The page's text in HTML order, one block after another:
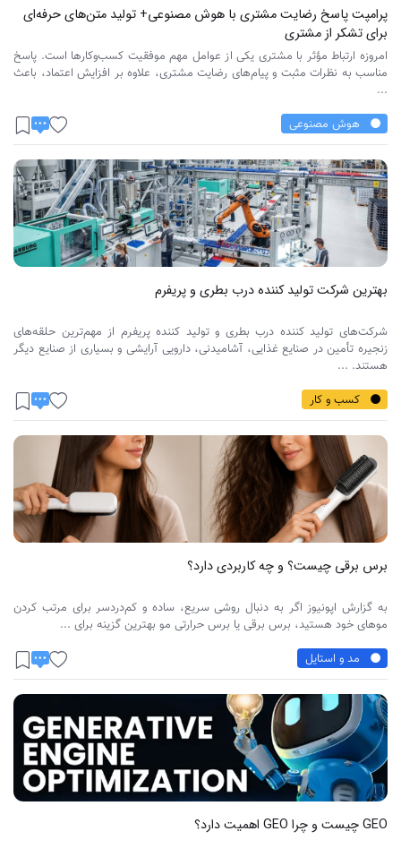
پرامپت پاسخ رضایت مشتری با هوش مصنوعی+ تولید متن‌های حرفه‌ای
برای تشکر از مشتری
امروزه ارتباط مؤثر با مشتری یکی از عوامل مهم موفقیت کسب‌وکارها است. پاسخ
مناسب به نظرات مثبت و پیام‌های رضایت مشتری، علاوه بر افزایش اعتماد، باعث
...
هوش مصنوعی
بهترین شرکت تولید کننده درب بطری و پریفرم
شرکت‌های تولید کننده درب بطری و تولید کننده پریفرم از مهم‌ترین حلقه‌های
زنجیره تأمین در صنایع غذایی، آشامیدنی، دارویی آرایشی و بسیاری از صنایع دیگر
هستند. ...
کسب و کار
برس برقی چیست؟ و چه کاربردی دارد؟
به گزارش اپونیوز اگر به دنبال روشی سریع، ساده و کم‌دردسر برای مرتب کردن
موهای خود هستید، برس برقی یا برس حرارتی مو بهترین گزینه برای ...
مد و استایل
GEO چیست و چرا GEO اهمیت دارد؟